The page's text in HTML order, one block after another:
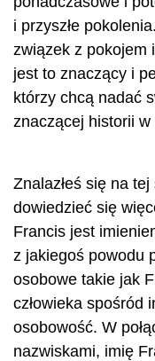
i przyszłe
związek z pokojem
jest to znaczący i
którzy chcą nadać
znaczącej historii
Znalazłeś się na
dowiedzieć się
Francis jest
z jakiegoś powodu
osobowe takie jak
człowieka spośród
osobowość. W
nazwiskami, imię